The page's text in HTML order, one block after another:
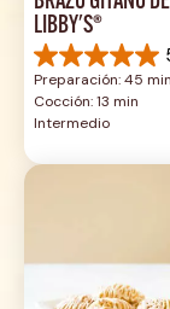
LIBBY'S®
5.0
de
5
estrellas.
reseña
Preparación: 45
Cocción: 13 min
Intermedio